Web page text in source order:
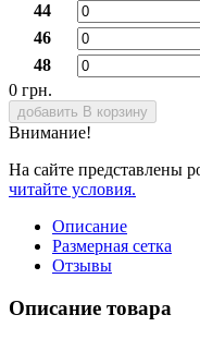
44
46
48
0 грн.
добавить В корзину
Внимание!
На сайте представлены
читайте условия.
Описание
Размерная сетка
Отзывы
Описание товара